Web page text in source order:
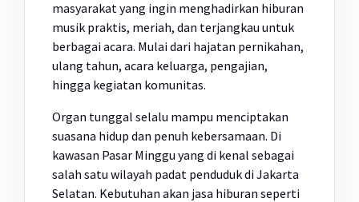
masyarakat yang ingin menghadirkan hiburan
musik praktis, meriah, dan terjangkau untuk
berbagai acara. Mulai dari hajatan pernikahan,
ulang tahun, acara keluarga, pengajian,
hingga kegiatan komunitas.
Organ tunggal selalu mampu menciptakan
suasana hidup dan penuh kebersamaan. Di
kawasan Pasar Minggu yang di kenal sebagai
salah satu wilayah padat penduduk di Jakarta
Selatan. Kebutuhan akan jasa hiburan seperti